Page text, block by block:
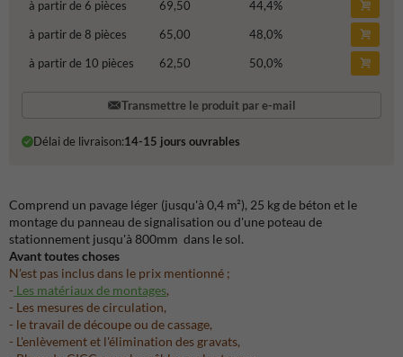
à partir de 6 pièces
69,50 44,4%
à partir de 8 pièces
65,00 48,0%
à partir de 10 pièces
62,50 50,0%
Transmettre le produit par e-mail
Délai de livraison:14-15 jours ouvrables
Comprend un pavage léger (jusqu'à 0,4 m²), 25 kg de béton et le
montage du panneau de signalisation ou d'une poteau de
stationnement jusqu'à 800mm dans le sol.
Avant toutes choses
N'est pas inclus dans le prix mentionné ;
- Les matériaux de montages,
- Les mesures de circulation,
- le travail de découpe ou de cassage,
- L'enlèvement et l'élimination des gravats,